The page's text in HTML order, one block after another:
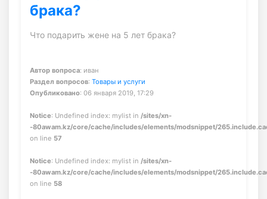
брака?
Что подарить жене на 5 лет брака?
Автор вопроса: иван
Раздел вопросов: Товары и услуги
Опубликовано: 06 января 2019, 17:29
Notice: Undefined index: mylist in /sites/xn-
-80awam.kz/core/cache/includes/elements/modsnippet/
on line 57
Notice: Undefined index: mylist in /sites/xn-
-80awam.kz/core/cache/includes/elements/modsnippet/
on line 58